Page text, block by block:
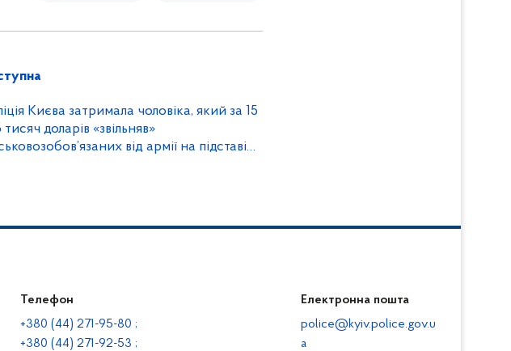
Києва затримала чоловіка, який за 15
доларів «звільняв»
від армії на підставі
Телефон
+380 (44) 271-95-80 ;
+380 (44) 271-92-53 ;
Електронна пошта
police@kyiv.police.gov.u
a